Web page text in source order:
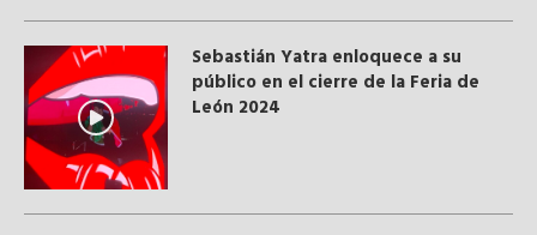
Sebastián Yatra enloquece a su
público en el cierre de la Feria de
León 2024